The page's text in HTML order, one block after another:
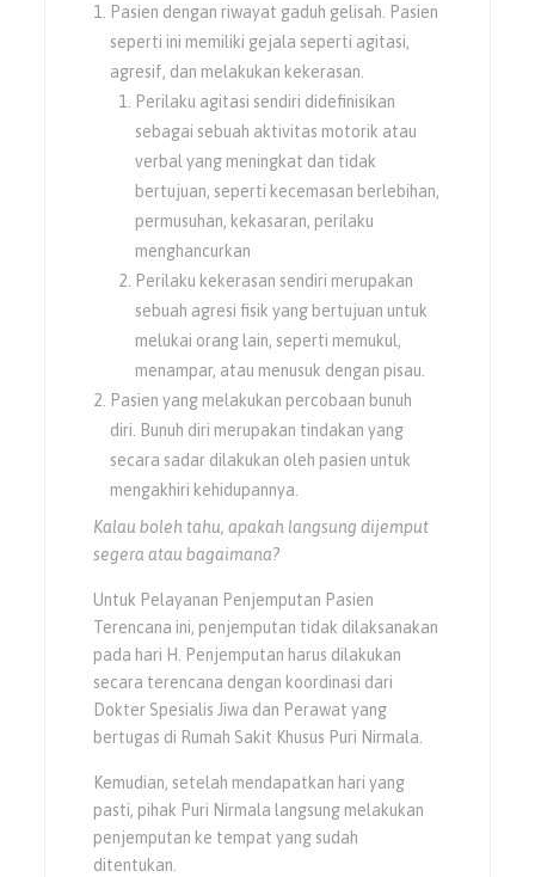
Pasien dengan riwayat gaduh gelisah. Pasien
seperti ini memiliki gejala seperti agitasi,
agresif, dan melakukan kekerasan.
Perilaku agitasi sendiri didefinisikan
sebagai sebuah aktivitas motorik atau
verbal yang meningkat dan tidak
bertujuan, seperti kecemasan berlebihan,
permusuhan, kekasaran, perilaku
menghancurkan
Perilaku kekerasan sendiri merupakan
sebuah agresi fisik yang bertujuan untuk
melukai orang lain, seperti memukul,
menampar, atau menusuk dengan pisau.
Pasien yang melakukan percobaan bunuh
diri. Bunuh diri merupakan tindakan yang
secara sadar dilakukan oleh pasien untuk
mengakhiri kehidupannya.
Kalau boleh tahu, apakah langsung dijemput
segera atau bagaimana?
Untuk Pelayanan Penjemputan Pasien
Terencana ini, penjemputan tidak dilaksanakan
pada hari H. Penjemputan harus dilakukan
secara terencana dengan koordinasi dari
Dokter Spesialis Jiwa dan Perawat yang
bertugas di Rumah Sakit Khusus Puri Nirmala.
Kemudian, setelah mendapatkan hari yang
pasti, pihak Puri Nirmala langsung melakukan
penjemputan ke tempat yang sudah
ditentukan.